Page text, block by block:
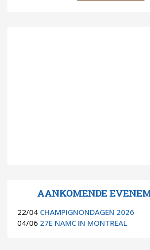
AANKOMENDE
22/04 CHAMPIGNONDAGEN 2026
04/06 27E NAMC IN MONTREAL